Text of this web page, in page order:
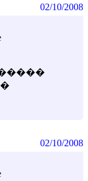
02/10/2008
02/10/2008